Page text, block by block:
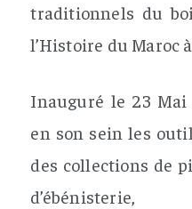
traditionnels du
l’Histoire du Maroc
Inauguré le 23 Mai
en son sein les
des collections de